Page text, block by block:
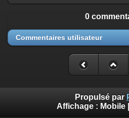
0
Commentaires utilisateur
Propulsé par
Affichage : Mobile